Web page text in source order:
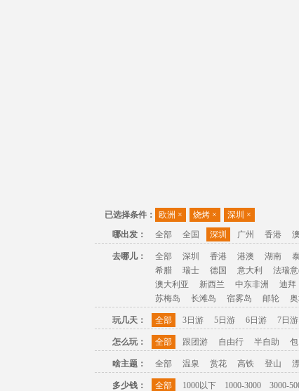
已选择条件： 欧洲 × 烧烤 × 深圳 ×
哪出发：
全部 全国 深圳 广州 香港
去哪儿： 全部 深圳 香港 港澳 湖南
希腊
瑞士 德国 意大利 法瑞
澳大利亚
新西兰 中东非洲 迪拜
苏梅岛
长滩岛 宿雾岛 邮轮
玩几天： 全部 3日游 5日游 6日游 7日游
怎么玩： 全部 跟团游 自由行 半自助
啥主题： 全部 温泉 赏花 高铁 登山
多少钱： 全部 1000以下 1000-3000 3000-